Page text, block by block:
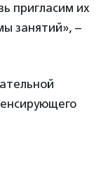
пригласим их
занятий», –